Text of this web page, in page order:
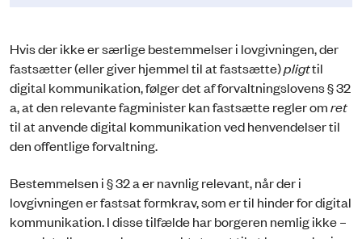
Hvis der ikke er særlige bestemmelser i lovgivningen, der
fastsætter (eller giver hjemmel til at fastsætte)pligttil
digital kommunikation, følger det af forvaltningslovens § 32
a, at den relevante fagminister kan fastsætte regler omret
til at anvende digital kommunikation ved henvendelser til
den offentlige forvaltning.
Bestemmelsen i § 32 a er navnlig relevant, når der i
lovgivningen er fastsat formkrav, som er til hinder for digital
kommunikation. I disse tilfælde har borgeren nemlig ikke –